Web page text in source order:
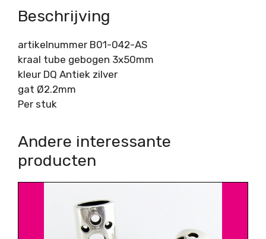
Beschrijving
artikelnummer B01-042-AS
kraal tube gebogen 3x50mm
kleur DQ Antiek zilver
gat Ø2.2mm
Per stuk
Andere interessante
producten